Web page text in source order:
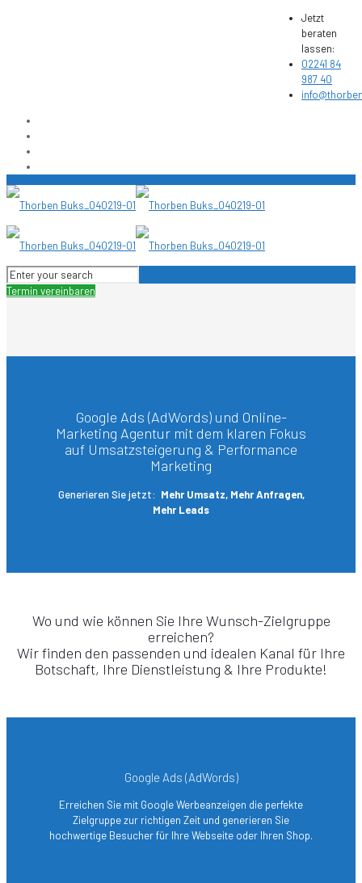
Jetzt
beraten
lassen:
02241 84
987 40
Termin vereinbaren
Google Ads (AdWords) und Online-
Marketing Agentur mit dem klaren Fokus
auf Umsatzsteigerung & Performance
Marketing
Generieren Sie jetzt: Mehr Umsatz, Mehr Anfragen,
Mehr Leads
Wo und wie können Sie Ihre Wunsch-Zielgruppe
erreichen?
Wir finden den passenden und idealen Kanal für Ihre
Botschaft, Ihre Dienstleistung & Ihre Produkte!
Google Ads (AdWords)
Erreichen Sie mit Google Werbeanzeigen die perfekte
Zielgruppe zur richtigen Zeit und generieren Sie
hochwertige Besucher für Ihre Webseite oder Ihren Shop.